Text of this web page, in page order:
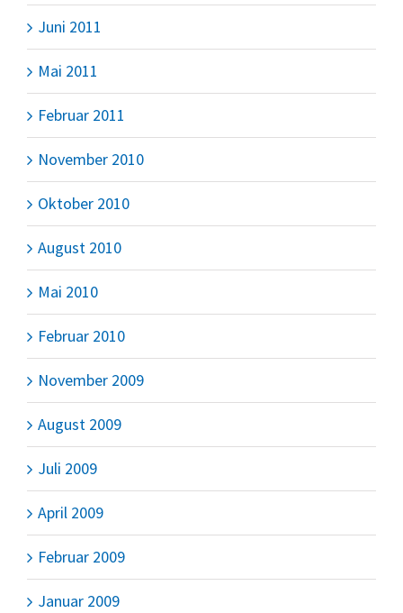
Juni 2011
Mai 2011
Februar 2011
November 2010
Oktober 2010
August 2010
Mai 2010
Februar 2010
November 2009
August 2009
Juli 2009
April 2009
Februar 2009
Januar 2009